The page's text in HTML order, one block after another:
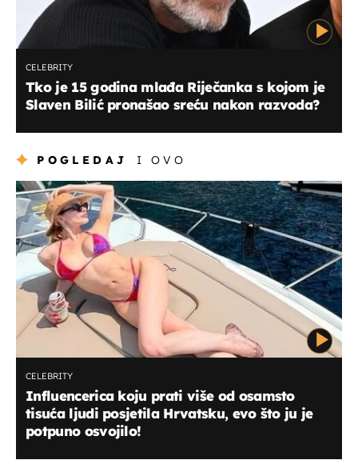
CELEBRITY
Tko je 15 godina mlađa Riječanka s kojom je
Slaven Bilić pronašao sreću nakon razvoda?
POGLEDAJ I OVO
CELEBRITY
Influencerica koju prati više od osamsto
tisuća ljudi posjetila Hrvatsku, evo što ju je
potpuno osvojilo!